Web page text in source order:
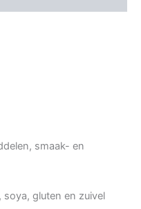
smaak- en
soya, gluten en zuivel